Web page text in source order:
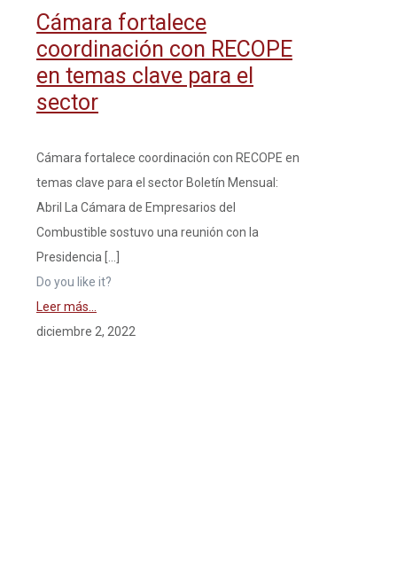
Cámara fortalece
coordinación con RECOPE
en temas clave para el
sector
Cámara fortalece coordinación con RECOPE en
temas clave para el sector Boletín Mensual:
Abril La Cámara de Empresarios del
Combustible sostuvo una reunión con la
Presidencia
Do you like it?
Leer más...
diciembre 2, 2022